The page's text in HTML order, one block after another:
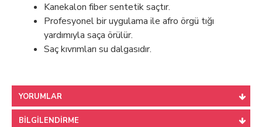
Kanekalon fiber sentetik saçtır.
Profesyonel bir uygulama ile afro örgü tığı
yardımıyla saça örülür.
Saç kıvrımları su dalgasıdır.
YORUMLAR
BILGILENDIRME